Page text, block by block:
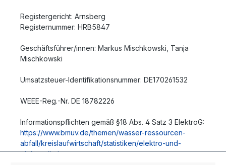
Registergericht: Arnsberg
Registernummer: HRB5847
Geschäftsführer/innen: Markus Mischkowski, Tanja
Mischkowski
Umsatzsteuer-Identifikationsnummer: DE170261532
WEEE-Reg.-Nr. DE 18782226
Informationspflichten gemäß §18 Abs. 4 Satz 3 ElektroG:
https://www.bmuv.de/themen/wasser-ressourcen-
abfall/kreislaufwirtschaft/statistiken/elektro-und-
elektronikaltgeraete